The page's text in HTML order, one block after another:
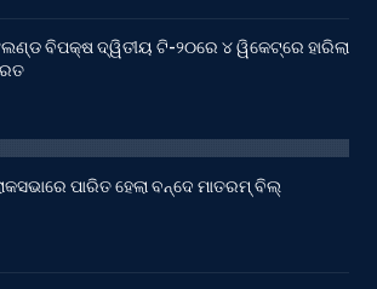
ବିପକ୍ଷ ଦ୍ୱିତୀୟ ଟି-୨୦ରେ ୪ ୱିକେଟ୍‌ରେ ହାରିଲା
ପାରିତ ହେଲା ବନ୍ଦେ ମାତରମ୍‌ ବିଲ୍‌